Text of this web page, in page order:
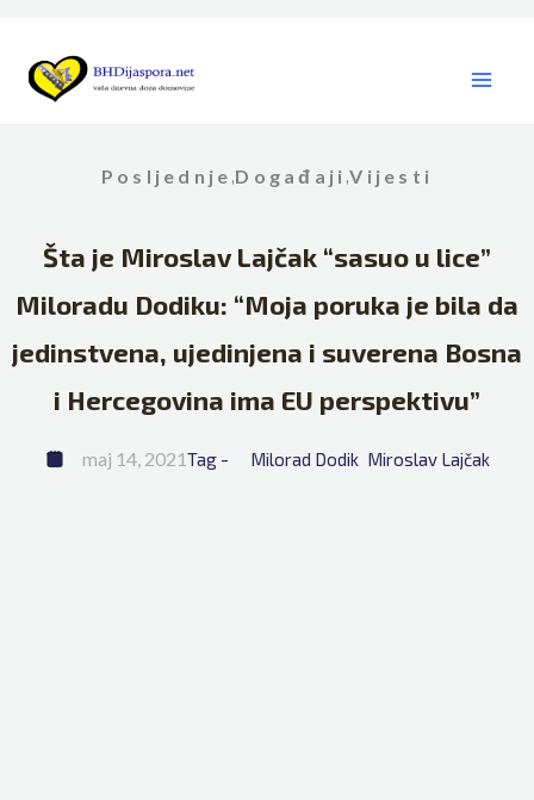
content
Posljednje ,Događaji ,Vijesti
Šta je Miroslav Lajčak “sasuo u lice”
Miloradu Dodiku: “Moja poruka je bila da
jedinstvena, ujedinjena i suverena Bosna
i Hercegovina ima EU perspektivu”
maj 14, 2021Tag - Milorad Dodik Miroslav Lajčak